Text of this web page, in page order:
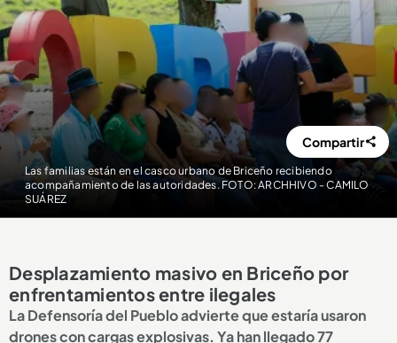
Las familias están en el casco urbano de Briceño recibiendo
acompañamiento de las autoridades. FOTO: ARCHHIVO - CAMILO
SUÁREZ
Compartir
Desplazamiento masivo en Briceño por
enfrentamientos entre ilegales
La Defensoría del Pueblo advierte que estaría usaron
drones con cargas explosivas. Ya han llegado 77